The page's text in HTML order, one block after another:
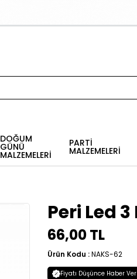
DOĞUM
GÜNÜ
MALZEMELERİ
PARTİ
MALZEMELERİ
Peri Led
66,00 TL
Ürün Kodu :NAKS-62
Fiyatı Düşünce Haber Ver